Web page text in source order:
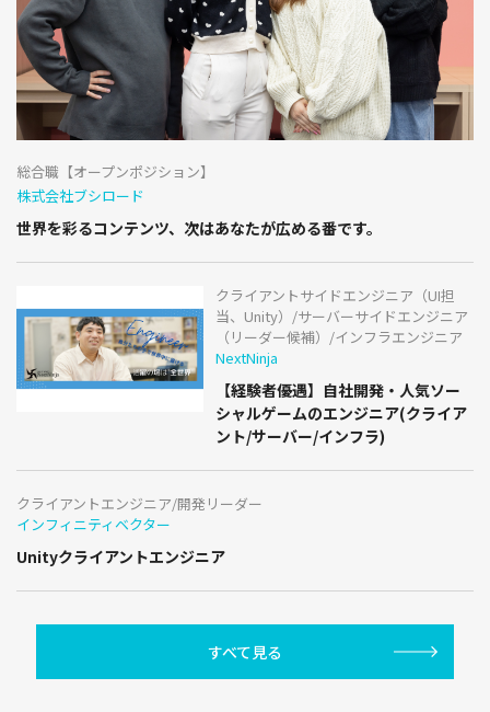
総合職【オープンポジション】
株式会社ブシロード
世界を彩るコンテンツ、次はあなたが広める番です。
クライアントサイドエンジニア（UI担
当、Unity）/サーバーサイドエンジニア
（リーダー候補）/インフラエンジニア
NextNinja
【経験者優遇】自社開発・人気ソー
シャルゲームのエンジニア(クライア
ント/サーバー/インフラ)
クライアントエンジニア/開発リーダー
インフィニティベクター
Unityクライアントエンジニア
すべて見る